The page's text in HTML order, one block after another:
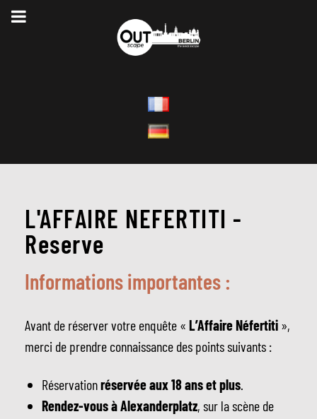
L'AFFAIRE NEFERTITI -
Reserve
Informations importantes :
Avant de réserver votre enquête « L’Affaire Néfertiti »,
merci de prendre connaissance des points suivants :
Réservationréservée aux 18 ans et plus
Rendez-vous à Alexanderplatz, sur la scène de